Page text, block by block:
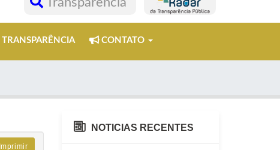
TRANSPARÊNCIA CONTATO
Imprimir
NOTICIAS RECENTES